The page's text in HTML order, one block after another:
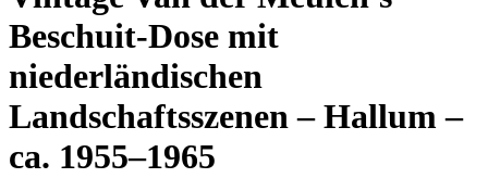
Beschuit-Dose mit
niederländischen
Landschaftsszenen – Hallum –
ca. 1955–1965